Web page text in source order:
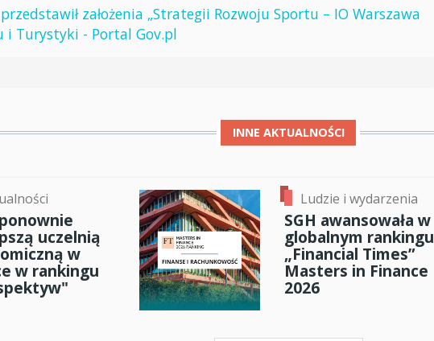
założenia „Strategii Rozwoju Sportu – IO Warszawa
i Turystyki - Portal Gov.pl
INNE AKTUALNOŚCI
uczelnią
w
w rankingu
Ludzie i wydarzenia
SGH awansowała w
globalnym rankingu
„Financial Times”
Masters in Finance
2026